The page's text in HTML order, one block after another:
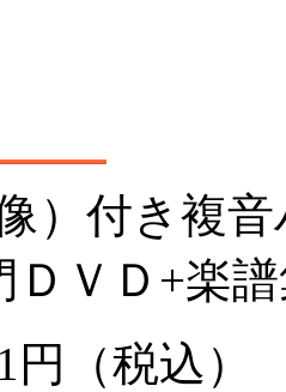
）付き複
ＤＶＤ+楽
（税込）